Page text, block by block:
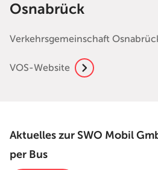
Osnabrück
Verkehrsgemeinschaft
VOS-Website
Aktuelles zur SWO Mobil
per Bus